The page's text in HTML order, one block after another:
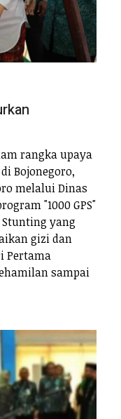
rangka upaya
Bojonegoro,
melalui Dinas
"1000 GPS"
Stunting yang
gizi dan
Pertama
sampai